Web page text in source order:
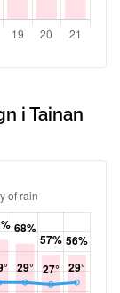
i Tainan